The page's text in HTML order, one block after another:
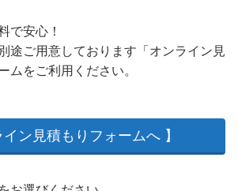
で安心！
途ご用意しております「オンライン見
ムをご利用ください。
イン見積もりフォームへ 】